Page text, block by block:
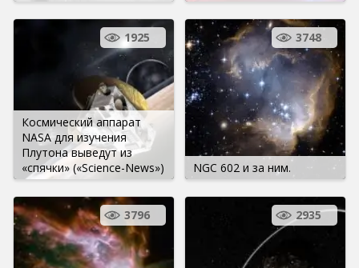
Космический аппарат
NASA для изучения
Плутона выведут из
«спячки» («Science-News»)
1925
NGC 602 и за ним.
3748
3796 2935